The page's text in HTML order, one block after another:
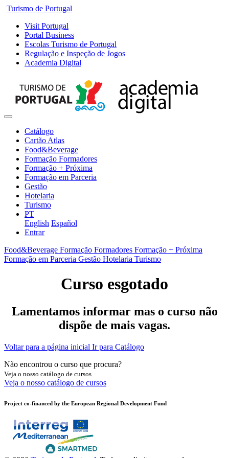
Turismo de Portugal
Visit Portugal
Portal Business
Escolas Turismo de Portugal
Regulação e Inspeção de Jogos
Academia Digital
Catálogo
Cartão Atlas
Food&Beverage
Formação Formadores
Formação + Próxima
Formação em Parceria
Gestão
Hotelaria
Turismo
PT
English Español
Entrar
Food&Beverage Formação Formadores Formação + Próxima
Formação em Parceria Gestão Hotelaria Turismo
Curso esgotado
Lamentamos informar mas o curso não
dispõe de mais vagas.
Voltar para a página inicial Ir para Catálogo
Não encontrou o curso que procura?
Veja o nosso catálogo de cursos
Veja o nosso catálogo de cursos
Project co-financed by the European Regional Development Fund